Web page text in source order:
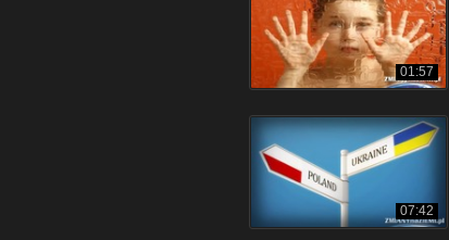
01:57
07:42